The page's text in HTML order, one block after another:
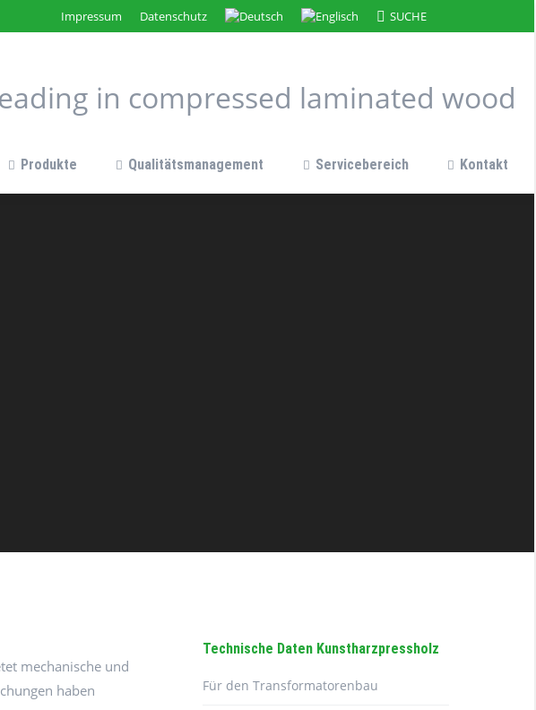
Impressum Datenschutz Search:
SUCHE
in compressed laminated wood
Produkte Qualitätsmanagement Servicebereich Kontakt
mechanische und
haben
Technische Daten Kunstharzpressholz
Für den Transformatorenbau
Produkte Qualitätsmanagement Servicebereich Kontakt